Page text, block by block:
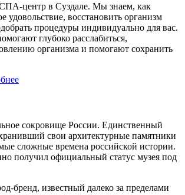
центр в Суздале. Мы знаем, как
удовольствие, восстановить организм
процедуры индивидуально для вас.
глубоко расслабиться,
организма и помогают сохранить
сокровище России. Единственный
свои архитектурные памятники
сложные времена российской истории.
получил официальный статус музея под
бренд, известный далеко за пределами